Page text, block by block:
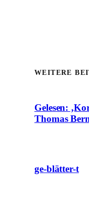
WEITERE
Gelesen:
Thomas
ge-blätter-t